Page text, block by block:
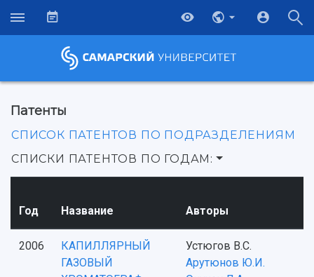
Патенты
СПИСОК ПАТЕНТОВ ПО ПОДРАЗДЕЛЕНИЯМ
СПИСКИ ПАТЕНТОВ ПО ГОДАМ:
Год Название Авторы
2006
КАПИЛЛЯРНЫЙ
ГАЗОВЫЙ
Устюгов В.С.
Арутюнов Ю.И.